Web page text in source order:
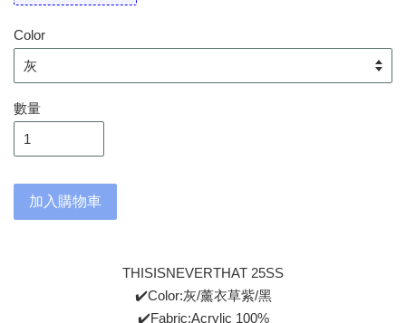
Color
數量
加入購物車
THISISNEVERTHAT 25SS
✔️Color:灰/薰衣草紫/黑
✔️Fabric:Acrylic 100%